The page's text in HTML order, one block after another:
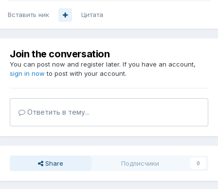
Вставить ник Цитата
Join the conversation
You can post now and register later. If you have an account,
sign in now to post with your account.
Ответить в тему...
Share Подписчики 0